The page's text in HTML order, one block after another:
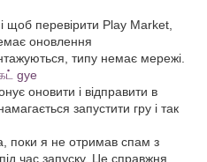
щоб перевірити Play Market,
оновлення
типу немає мережі.
gye
оновити і відправити в
запустити гру і так
поки я не отримав спам з
час запуску. Це справжня